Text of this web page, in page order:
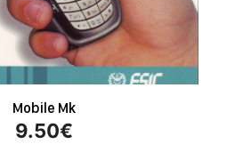
Mobile Mk
9.50€